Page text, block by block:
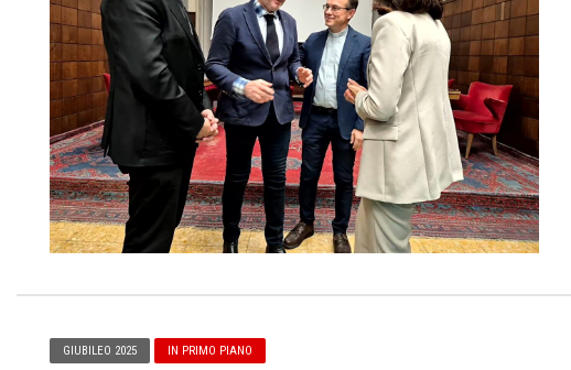
GIUBILEO 2025 IN PRIMO PIANO